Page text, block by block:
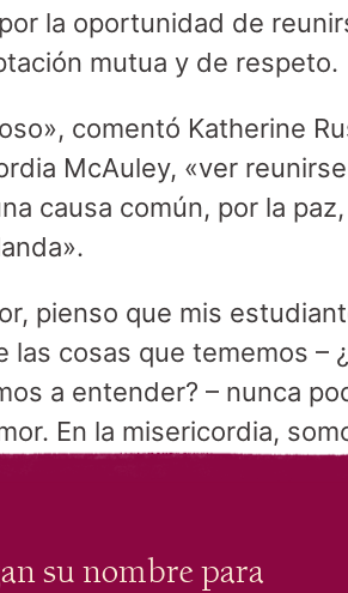
la oportunidad de
mutua y de respeto.
comentó Katherine
McAuley, «ver
causa común, por la
pienso que mis
las cosas que tememos –
a entender? – nunca
En la misericordia,
su nombre para